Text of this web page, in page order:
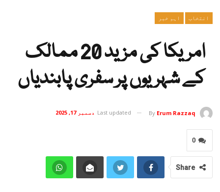
انتخاب اہم خبر
امریکا کی مزید 20 ممالک
کے شہریوں پر سفری پابندیاں
By Erum Razzaq
Last updated دسمبر 17, 2025
0
Share